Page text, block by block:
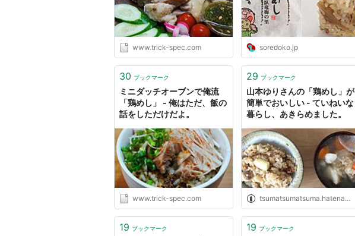
www.trick-spec.com soredoko.jp
30 ブックマーク
ミニダッチオーブンで俺流
「鶏めし」 - 俺はただ、飯の
話をしただけだよ。
www.trick-spec.com
29 ブックマーク
山本ゆりさんの「鶏めし」が
簡単でおいしい - ていねいな
暮らし、あきらめました。
tsumatsumatsuma.hatenablog.jp
19 ブックマーク 19 ブックマーク